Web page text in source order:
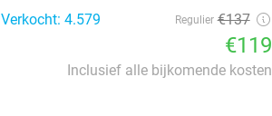
Verkocht: 4.579
Regulier €137
€119
Inclusief alle bijkomende kosten